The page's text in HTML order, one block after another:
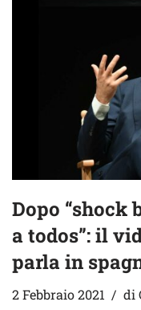
Dopo “shock
a todos”: il
parla in
2 Febbraio 2021 di